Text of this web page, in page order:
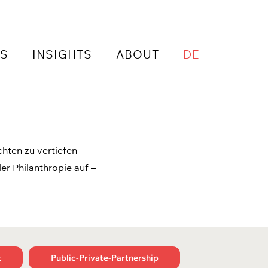
INSIGHTS ABOUT DE
zu vertiefen
Philanthropie auf –
Public-Private-Partnership